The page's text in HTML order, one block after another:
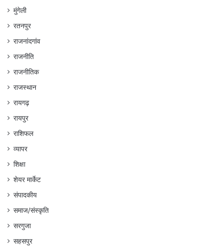
मुंगेली
रतनपुर
राजनांदगांव
राजनीति
राजनीतिक
राजस्थान
रायगढ़
रायपुर
राशिफल
व्यापर
शिक्षा
शेयर मार्केट
संपादकीय
समाज/संस्कृति
सरगुजा
सहसपुर